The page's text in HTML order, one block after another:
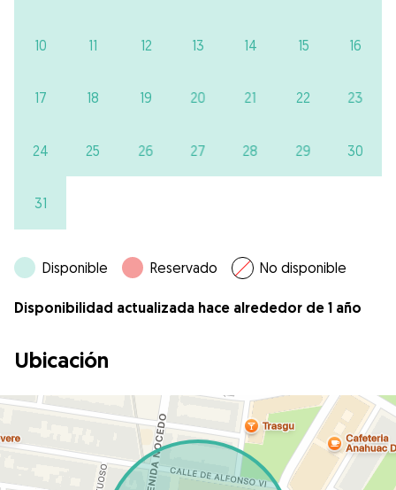
10 11 12 13 14 15 16
17 18 19 20 21 22 23
24 25 26 27 28 29 30
31
Disponible Reservado No disponible
Disponibilidad actualizada hace alrededor de 1 año
Ubicación